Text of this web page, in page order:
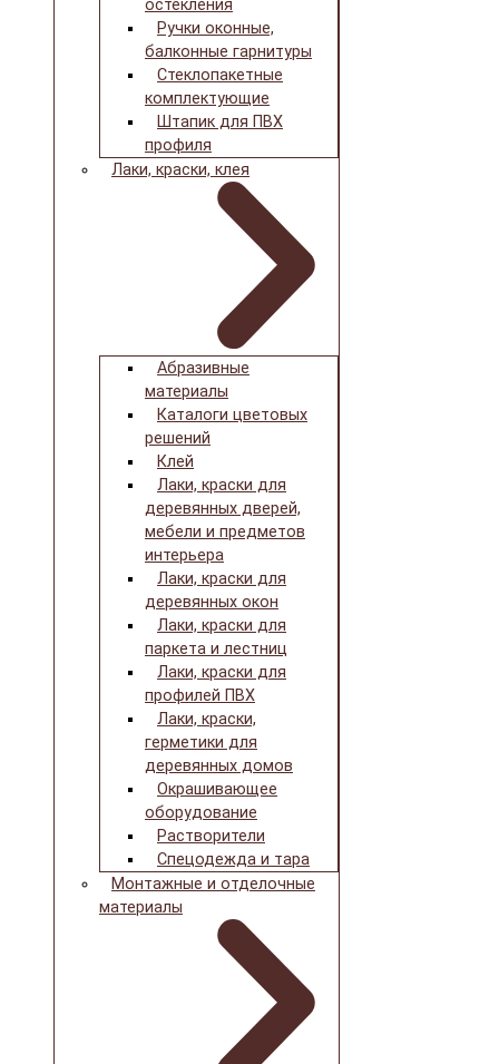
остекления
Ручки оконные,
балконные гарнитуры
Стеклопакетные
комплектующие
Штапик для ПВХ
профиля
Лаки, краски, клея
Абразивные
материалы
Каталоги цветовых
решений
Клей
Лаки, краски для
деревянных дверей,
мебели и предметов
интерьера
Лаки, краски для
деревянных окон
Лаки, краски для
паркета и лестниц
Лаки, краски для
профилей ПВХ
Лаки, краски,
герметики для
деревянных домов
Окрашивающее
оборудование
Растворители
Спецодежда и тара
Монтажные и отделочные
материалы